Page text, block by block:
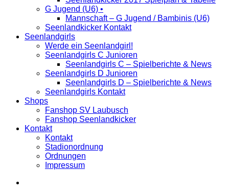
G Jugend (U6) •
Mannschaft – G Jugend / Bambinis (U6)
Seenlandkicker Kontakt
Seenlandgirls
Werde ein Seenlandgirl!
Seenlandgirls C Junioren
Seenlandgirls C – Spielberichte & News
Seenlandgirls D Junioren
Seenlandgirls D – Spielberichte & News
Seenlandgirls Kontakt
Shops
Fanshop SV Laubusch
Fanshop Seenlandkicker
Kontakt
Kontakt
Stadionordnung
Ordnungen
Impressum